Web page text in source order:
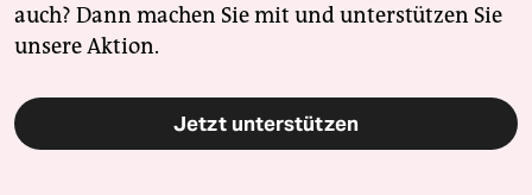
auch? Dann machen Sie mit und unterstützen Sie
unsere Aktion.
Jetzt unterstützen